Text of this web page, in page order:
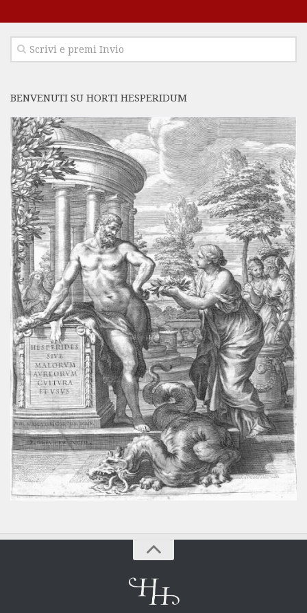
BENVENUTI SU HORTI HESPERIDUM